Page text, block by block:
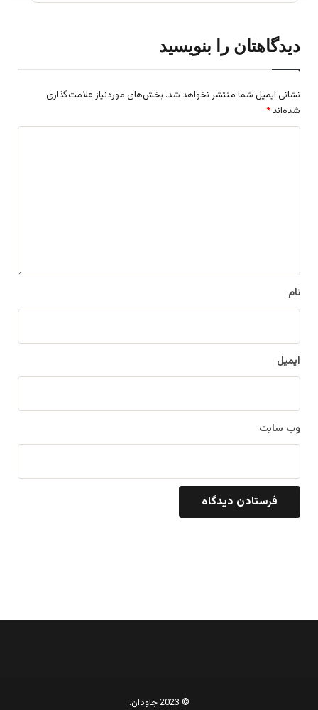
دیدگاهتان را بنویسید
نشانی ایمیل شما منتشر نخواهد شد. بخش‌های موردنیاز علامت‌گذاری
شده‌اند *
نام
ایمیل
وب‌ سایت
© 2023 جاودان.